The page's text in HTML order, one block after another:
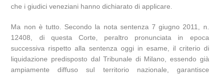
che i giudici veneziani hanno dichiarato di applicare.
Ma non è tutto. Secondo la nota sentenza 7 giugno 2011, n.
12408, di questa Corte, peraltro pronunciata in epoca
successiva rispetto alla sentenza oggi in esame, il criterio di
liquidazione predisposto dal Tribunale di Milano, essendo già
ampiamente diffuso sul territorio nazionale, garantisce